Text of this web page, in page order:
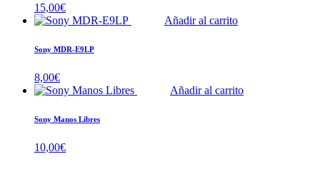
15,00€
Añadir al carrito
Sony MDR-E9LP
8,00€
Añadir al carrito
Sony Manos Libres
10,00€